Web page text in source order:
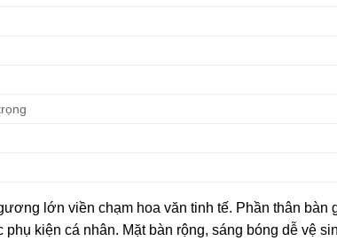
lớn viền chạm hoa văn tinh tế. Phần thân bàn
kiện cá nhân. Mặt bàn rộng, sáng bóng dễ vệ